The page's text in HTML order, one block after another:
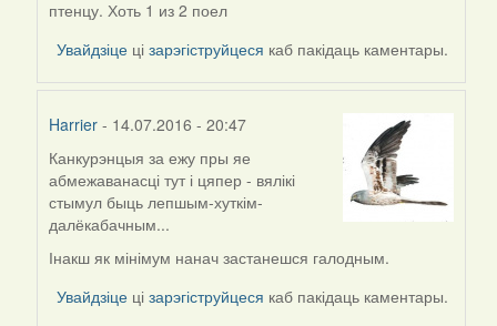
reply
to
Viachaslav
птенцу. Хоть 1 из 2 поел
Увайдзіце цізарэгіструйцеся каб пакідаць каментары.
Harrier - 14.07.2016 - 20:47
In
reply
to
by
Viachaslav
Канкурэнцыя за ежу пры яе
абмежаванасці тут і цяпер - вялікі
стымул быць лепшым-хуткім-
далёкабачным...
Інакш як мінімум нанач застанешся галодным.
Увайдзіце цізарэгіструйцеся каб пакідаць каментары.